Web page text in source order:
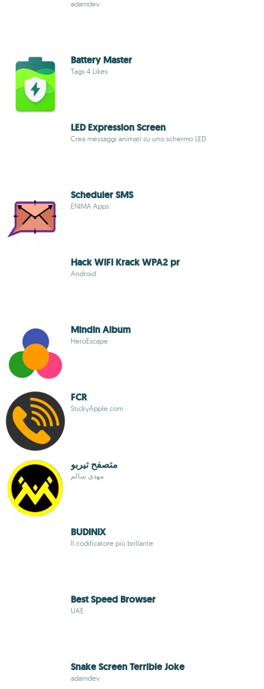
adamdev
Battery Master
Tags 4 Likes
LED Expression Screen
Crea messaggi animati su uno schermo LED
Scheduler SMS
ENIMA Apps
Hack WIFI Krack WPA2 pr
Android
MindIn Album
HeroEscape
FCR
StickyApple.com
متصفح تيربو
مهدي سالم
BUDINIX
Il codificatore più brillante
Best Speed Browser
UAE
Snake Screen Terrible Joke
adamdev